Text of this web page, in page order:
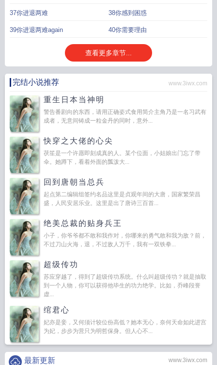
37你进退两难 38你感到困惑
39你进退两难again 40你需要理由
查看更多章节...
完结小说推荐 www.3iwx.com
重生日本当神明
警告番剧向的东西，请用正确姿式食用简介主角乃是一名习武有
成者，无意间铸成一粒金丹的同时，意外...
快穿之大佬的心尖
茯笙是一个许愿即刻成真的人。某个位面，小姑娘出门忘了带
伞。她蹲下，看着外面的瓢泼大...
回到唐朝当总兵
起点第二编辑组签约名品这里是贞观年间的大唐，国家繁荣昌
盛，人民安居乐业。这里是出了唐诗三百首...
绝美总裁的贴身兵王
小子，你爷爷都不敢和我作对，你哪来的勇气敢和我为敌？前，
不过刀山火海，退，不过敌人万千，我有一双铁拳...
超级传功
苏应穿越了，得到了超级传功系统。什么叫超级传功？就是抽取
到一个人物，你可以获得他毕生的功力绝学。比如，乔峰段誉
虚...
绾君心
妃亦是妾，又何须计较位份高低？她本无心，奈何天命如此进宫
为妃，步步为营只为明哲保身。但人心不...
www.3iwx.com
最新更新